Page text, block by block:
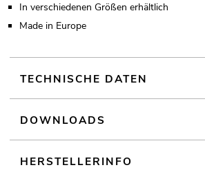
In verschiedenen Größen erhältlich
Made in Europe
TECHNISCHE DATEN
DOWNLOADS
HERSTELLERINFO